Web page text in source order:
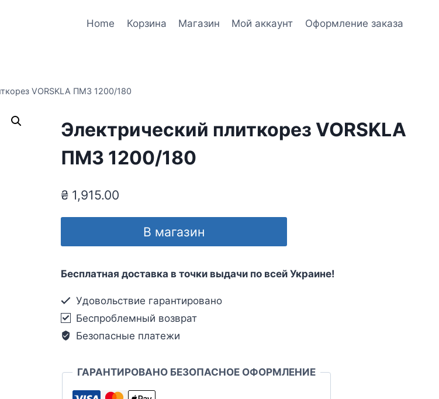
Home Корзина Магазин Мой аккаунт Оформление заказа
VORSKLA ПМЗ 1200/180
Электрический плиткорез VORSKLA
ПМЗ 1200/180
₴1,915.00
В магазин
Бесплатная доставка в точки выдачи по всей Украине!
Удовольствие гарантировано
Беспроблемный возврат
Безопасные платежи
ГАРАНТИРОВАНО БЕЗОПАСНОЕ ОФОРМЛЕНИЕ